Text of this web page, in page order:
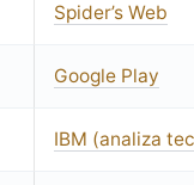
Spider’s Web
Google Play
IBM (analiza